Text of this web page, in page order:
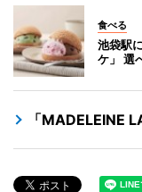
食べる
池袋駅
ケ」 選
「MADELEINE